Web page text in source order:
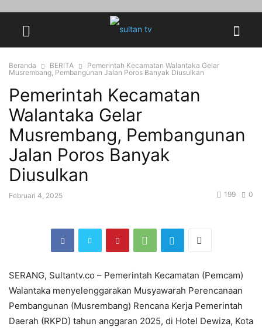
Beranda BERITA
Pemerintah Kecamatan Walantaka Gelar
Musrembang, Pembangunan Jalan Poros Banyak Diusulkan
Pemerintah Kecamatan
Walantaka Gelar
Musrembang, Pembangunan
Jalan Poros Banyak
Diusulkan
Februari 4, 2025 0
199
SERANG, Sultantv.co – Pemerintah Kecamatan (Pemcam)
Walantaka menyelenggarakan Musyawarah Perencanaan
Pembangunan (Musrembang) Rencana Kerja Pemerintah
Daerah (RKPD) tahun anggaran 2025, di Hotel Dewiza, Kota